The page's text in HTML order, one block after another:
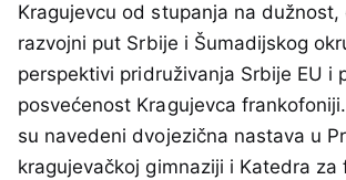
Kragujevcu od stupanja na dužnost,
razvojni put Srbije i Šumadijskog
perspektivi pridruživanja Srbije EU i
posvećenost Kragujevca
su navedeni dvojezična nastava u
kragujevačkoj gimnaziji i Katedra za